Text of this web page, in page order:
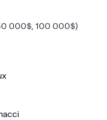
000$, 100 000$)